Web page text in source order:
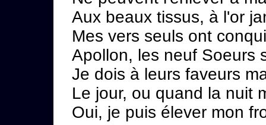
Aux beaux tissus, à l'or
Mes vers seuls ont
Apollon, les neuf Soeurs
Je dois à leurs faveurs
Le jour, ou quand la nuit
Oui, je puis élever mon